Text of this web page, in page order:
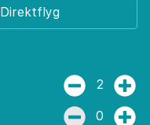
Direktflyg
2
0